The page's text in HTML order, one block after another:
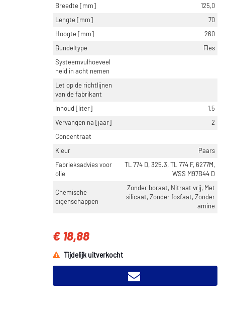
Breedte [mm]
125,0
Lengte [mm]
70
Hoogte [mm]
260
Bundeltype
Fles
Systeemvulhoeveel
heid in acht nemen
Let op de richtlijnen
van de fabrikant
Inhoud [liter]
1,5
Vervangen na [jaar]
2
Concentraat
Kleur
Paars
Fabrieksadvies voor
olie
TL 774 D, 325.3, TL 774 F, 6277M,
WSS M97B44 D
Chemische
eigenschappen
Zonder boraat, Nitraat vrij, Met
silicaat, Zonder fosfaat, Zonder
amine
€ 18,88
Tijdelijk uitverkocht